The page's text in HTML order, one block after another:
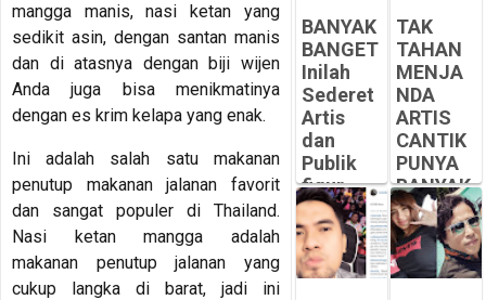
mangga manis, nasi ketan yang
sedikit asin, dengan santan manis
dan di atasnya dengan biji wijen
Anda juga bisa menikmatinya
dengan es krim kelapa yang enak.
Ini adalah salah satu makanan
penutup makanan jalanan favorit
dan sangat populer di Thailand.
Nasi ketan mangga adalah
makanan penutup jalanan yang
cukup langka di barat, jadi ini
Peluangsuk
ses.com
MUALAF
-
Peluangsuk
ses.com
BANYAK
BANGET
Inilah
Sederet
Artis
dan
Publik
figur
yang
Meningg
al
dimasa
TAK
TAHAN
MENJA
NDA
ARTIS
CANTIK
PUNYA
BANYAK
MANTA
N
SUAMI!
Siapa